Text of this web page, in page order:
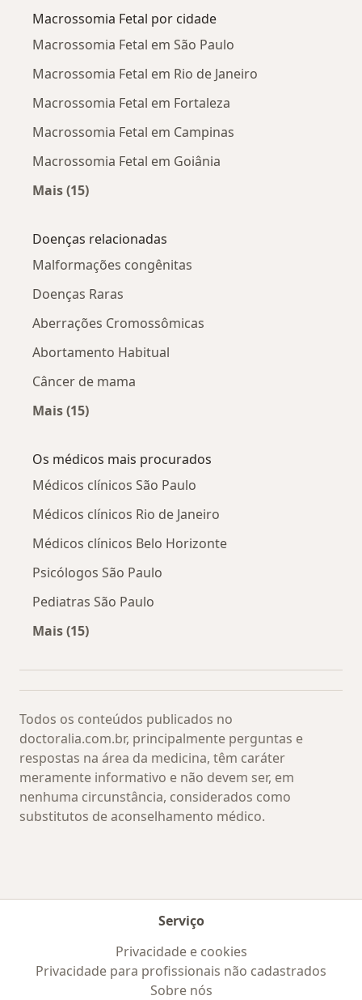
Macrossomia Fetal por cidade
Macrossomia Fetal em São Paulo
Macrossomia Fetal em Rio de Janeiro
Macrossomia Fetal em Fortaleza
Macrossomia Fetal em Campinas
Macrossomia Fetal em Goiânia
Mais (15)
Doenças relacionadas
Malformações congênitas
Doenças Raras
Aberrações Cromossômicas
Abortamento Habitual
Câncer de mama
Mais (15)
Os médicos mais procurados
Médicos clínicos São Paulo
Médicos clínicos Rio de Janeiro
Médicos clínicos Belo Horizonte
Psicólogos São Paulo
Pediatras São Paulo
Mais (15)
Todos os conteúdos publicados no
doctoralia.com.br, principalmente perguntas e
respostas na área da medicina, têm caráter
meramente informativo e não devem ser, em
nenhuma circunstância, considerados como
substitutos de aconselhamento médico.
Serviço
Privacidade e cookies
Privacidade para profissionais não cadastrados
Sobre nós